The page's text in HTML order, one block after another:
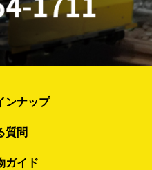
ンナップ
質問
ガイド